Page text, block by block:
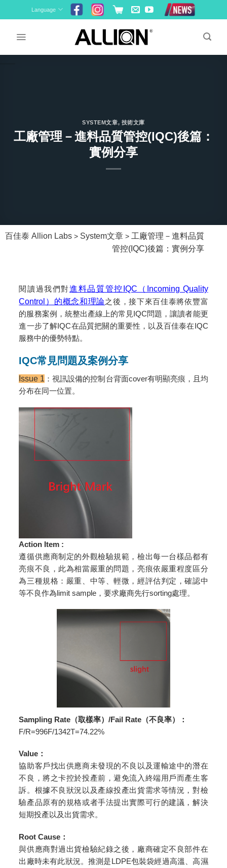
to
Language
SYSTEM文章, 技術文庫
工廠管理－進料品質管控(IQC)後篇：
實例分享
百佳泰 Allion Labs > System文章 > 工廠管理－進料品質
管控(IQC)後篇：實例分享
閱讀過我們對進料品質管控IQC（Incoming Quality
Control）的概念和理論之後，接下來百佳泰將依豐富
的服務案例，統整出產線上的常見IQC問題，讓讀者能更
進一步了解IQC在品質把關的重要性，以及百佳泰在IQC
服務中的優勢特點。
IQC常見問題及案例分享
Issue 1 ：視訊設備的控制台背面cover有明顯亮痕，且均
分布在同一位置。
Action Item :
遵循供應商制定的外觀檢驗規範，檢出每一台樣品都有
亮痕不良，此為相當嚴重的問題，亮痕依嚴重程度區分
為三種規格：嚴重、中等、輕微，經評估判定，確認中
等不良作為limit sample，要求廠商先行sorting處理。
Sampling Rate（取樣率）/Fail Rate（不良率）：
F/R=996F/1342T=74.22%
Value：
協助客戶找出供應商未發現的不良以及運輸途中的潛在
不良，將之卡控於投產前，避免流入終端用戶而產生客
訴。根據不良狀況以及產線投產出貨需求等情況，對檢
驗產品原有的規格或者手法提出實際可行的建議，解決
短期投產以及出貨需求。
Root Cause：
與供應商對過出貨檢驗紀錄之後，廠商確定不良部件在
出廠時未有此狀況。推測是LDPE包裝袋經過高溫、高濕